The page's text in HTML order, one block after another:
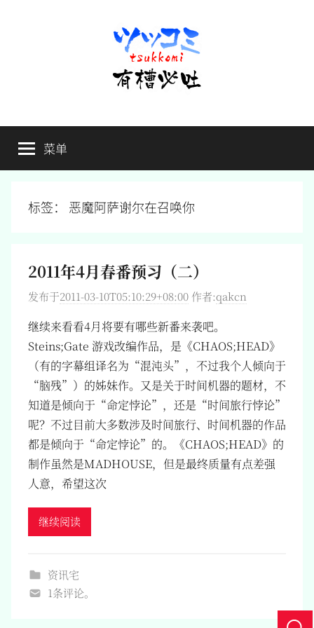
有
槽
必
槽，
毋
菜单
标签： 恶魔阿萨谢尔在召唤你
2011年4月春番预习（二）
发布于2011-03-10T05:10:29+08:00 作者:qakcn
继续来看看4月将要有哪些新番来袭吧。
Steins;Gate 游戏改编作品，是《CHAOS;HEAD》
（有的字幕组译名为“混沌头”，不过我个人倾向于
“脑残”）的姊妹作。又是关于时间机器的题材，不
知道是倾向于“命定悖论”，还是“时间旅行悖论”
呢？不过目前大多数涉及时间旅行、时间机器的作品
都是倾向于“命定悖论”的。《CHAOS;HEAD》的
制作虽然是MADHOUSE，但是最终质量有点差强
人意，希望这次
继续阅读
资讯宅
1条评论。